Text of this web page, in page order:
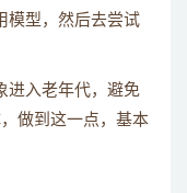
模型，然后去尝试
进入老年代，避免
做到这一点，基本